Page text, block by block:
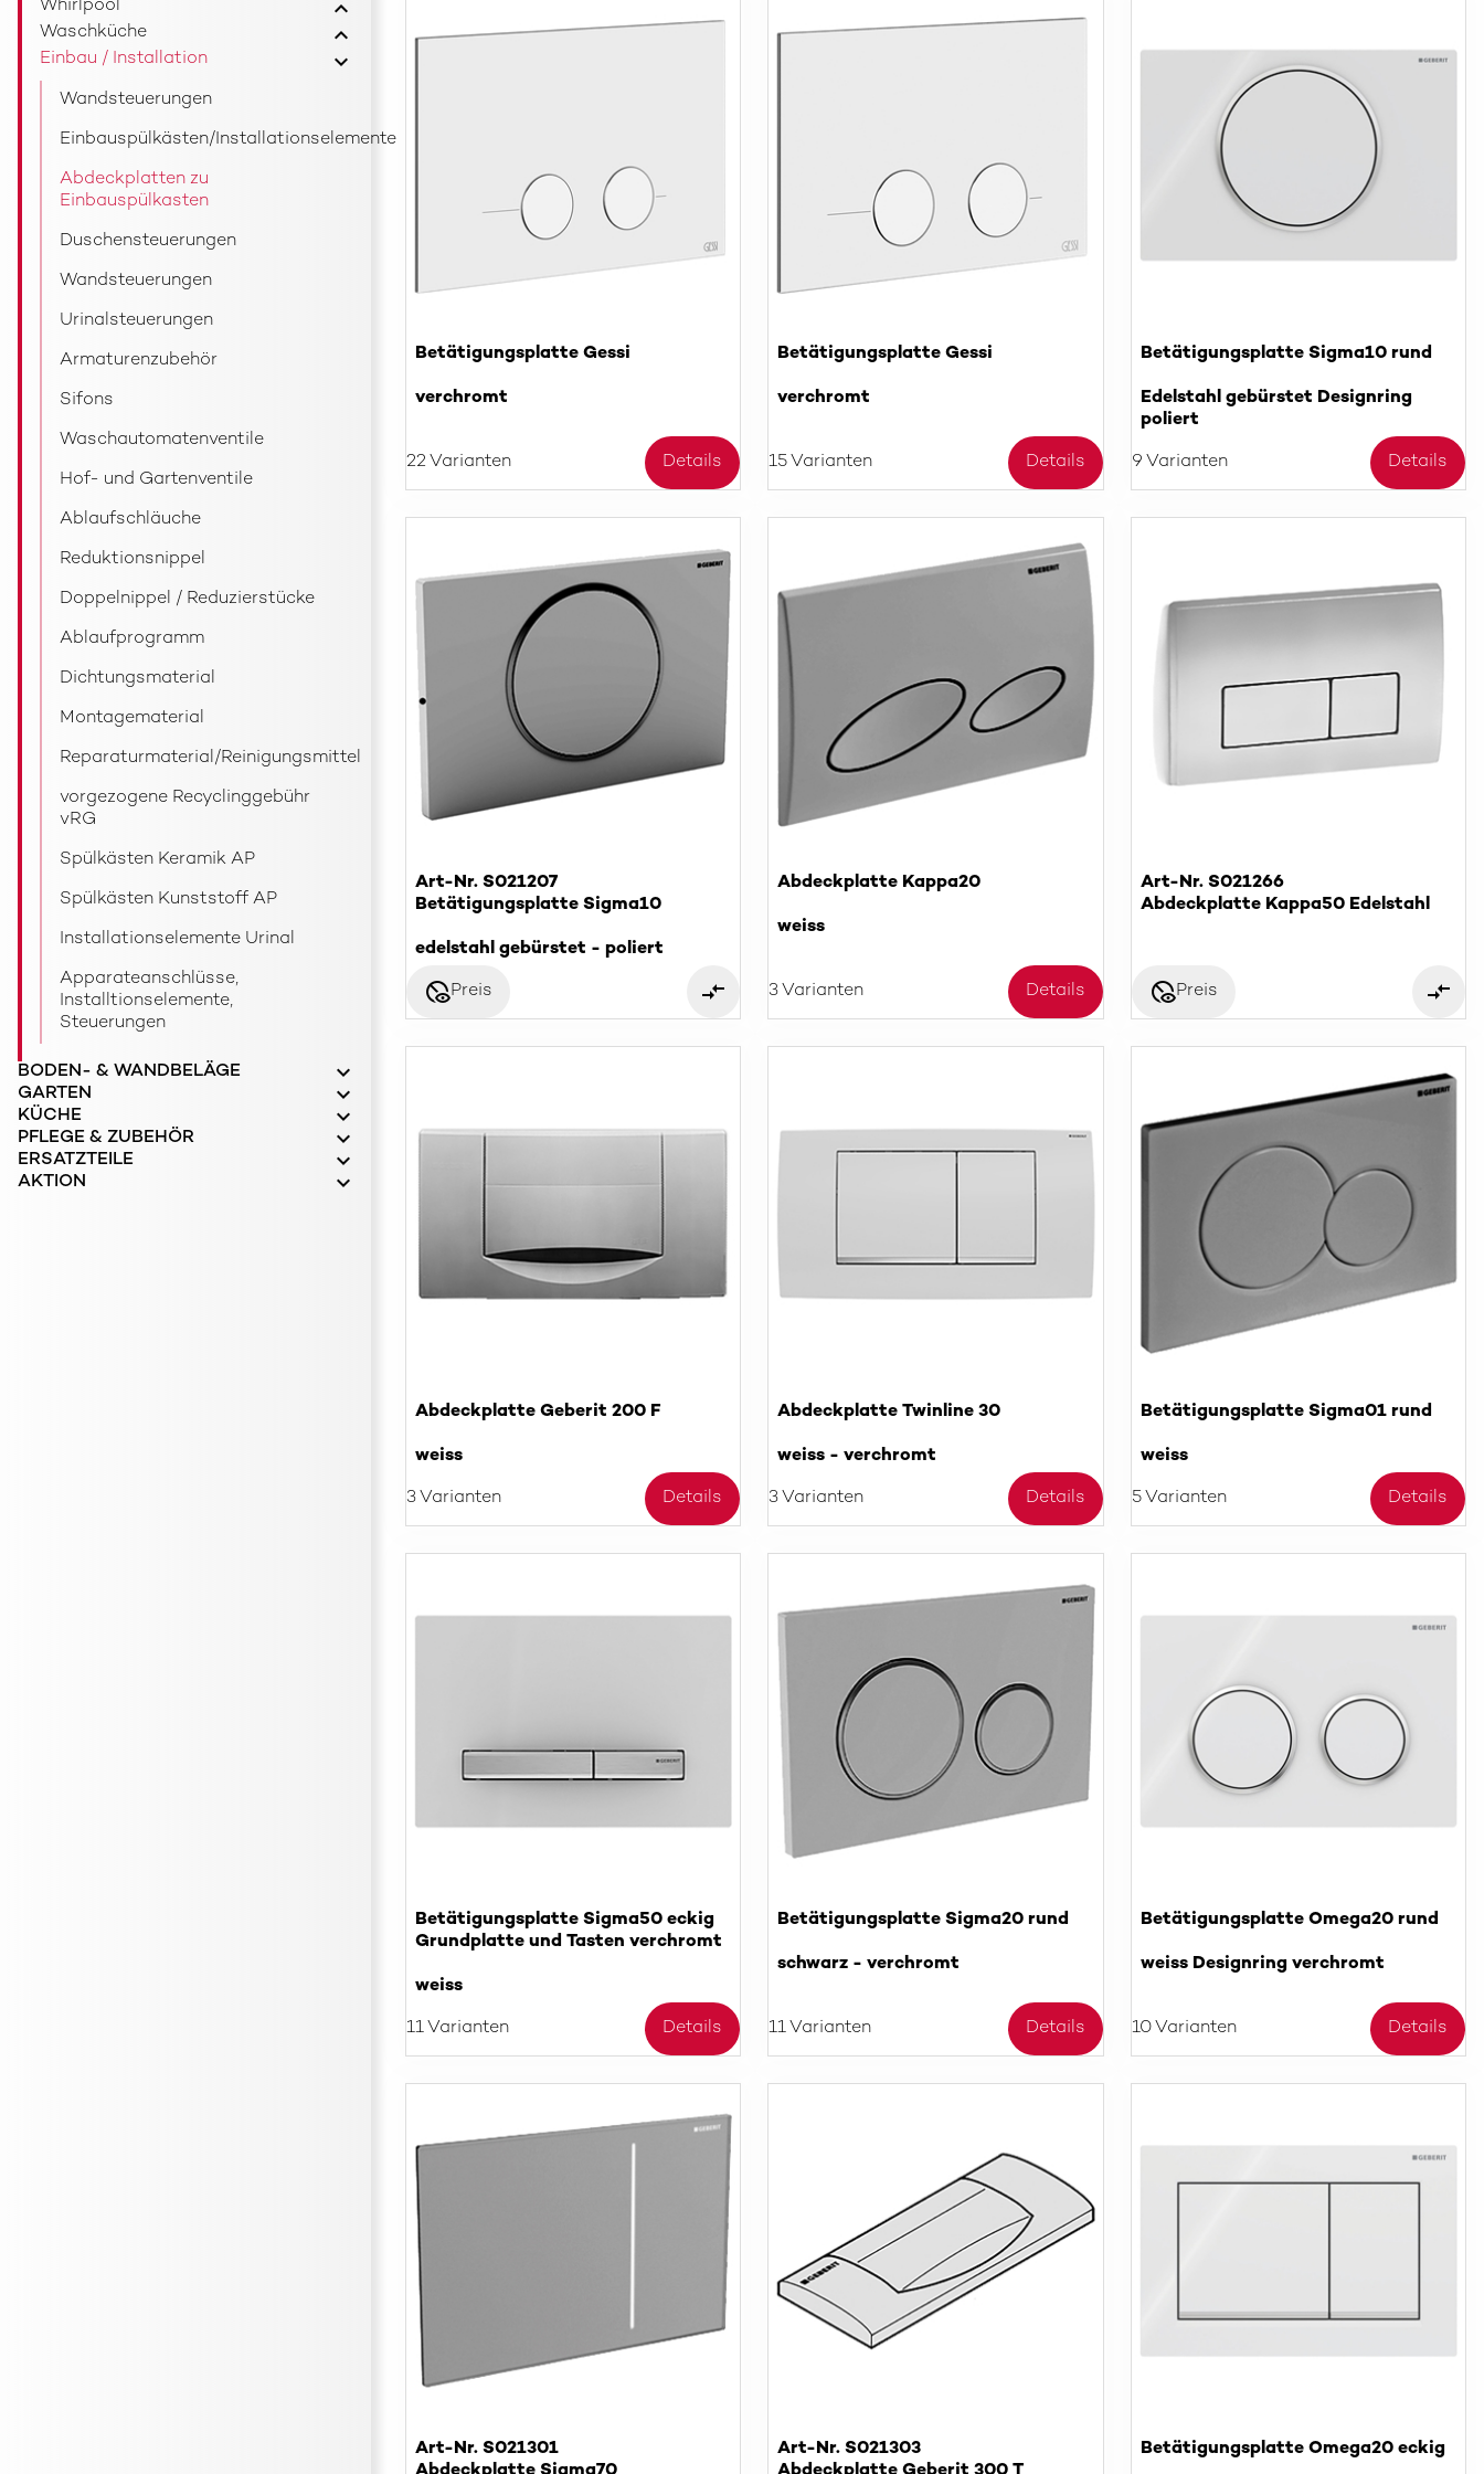
Whirlpool
Waschküche
Einbau / Installation
Wandsteuerungen
Einbauspülkästen/Installationselemente
Abdeckplatten zu
Einbauspülkasten
Duschensteuerungen
Wandsteuerungen
Urinalsteuerungen
Armaturenzubehör
Sifons
Waschautomatenventile
Hof- und Gartenventile
Ablaufschläuche
Reduktionsnippel
Doppelnippel / Reduzierstücke
Ablaufprogramm
Dichtungsmaterial
Montagematerial
Reparaturmaterial/Reinigungsmittel
vorgezogene Recyclinggebühr
vRG
Spülkästen Keramik AP
Spülkästen Kunststoff AP
Installationselemente Urinal
Apparateanschlüsse,
Installtionselemente,
Steuerungen
BODEN- & WANDBELÄGE
GARTEN
KÜCHE
PFLEGE & ZUBEHÖR
ERSATZTEILE
AKTION
Betätigungsplatte Gessi
verchromt
22 Varianten Details
Betätigungsplatte Gessi
verchromt
15 Varianten Details
Betätigungsplatte Sigma10 rund
Edelstahl gebürstet Designring
poliert
9 Varianten Details
Art-Nr. S021207
Betätigungsplatte Sigma10
edelstahl gebürstet - poliert
disabled_visiblePreis
Abdeckplatte Kappa20
weiss
3 Varianten Details
Art-Nr. S021266
Abdeckplatte Kappa50 Edelstahl
disabled_visiblePreis
Abdeckplatte Geberit 200 F
weiss
3 Varianten Details
Abdeckplatte Twinline 30
weiss - verchromt
3 Varianten Details
Betätigungsplatte Sigma01 rund
weiss
5 Varianten Details
Betätigungsplatte Sigma50 eckig
Grundplatte und Tasten verchromt
weiss
11 Varianten Details
Betätigungsplatte Sigma20 rund
schwarz - verchromt
11 Varianten Details
Betätigungsplatte Omega20 rund
weiss Designring verchromt
10 Varianten Details
Art-Nr. S021301
Art-Nr. S021303
Betätigungsplatte Omega20 eckig